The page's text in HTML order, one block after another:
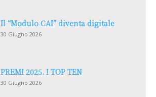
Il “Modulo CAI” diventa digitale
30 Giugno 2026
PREMI 2025. I TOP TEN
30 Giugno 2026